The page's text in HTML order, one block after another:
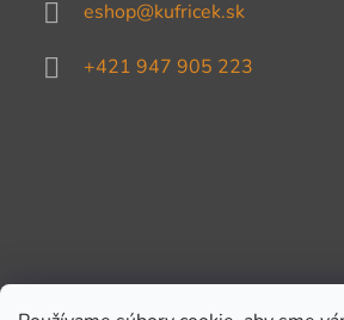
eshop@kufricek.sk
+421 947 905 223